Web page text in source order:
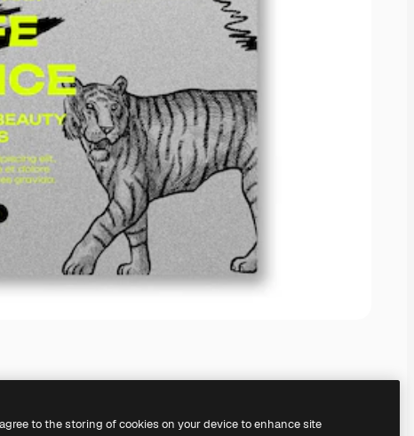
to the storing of cookies on your device to enhance site